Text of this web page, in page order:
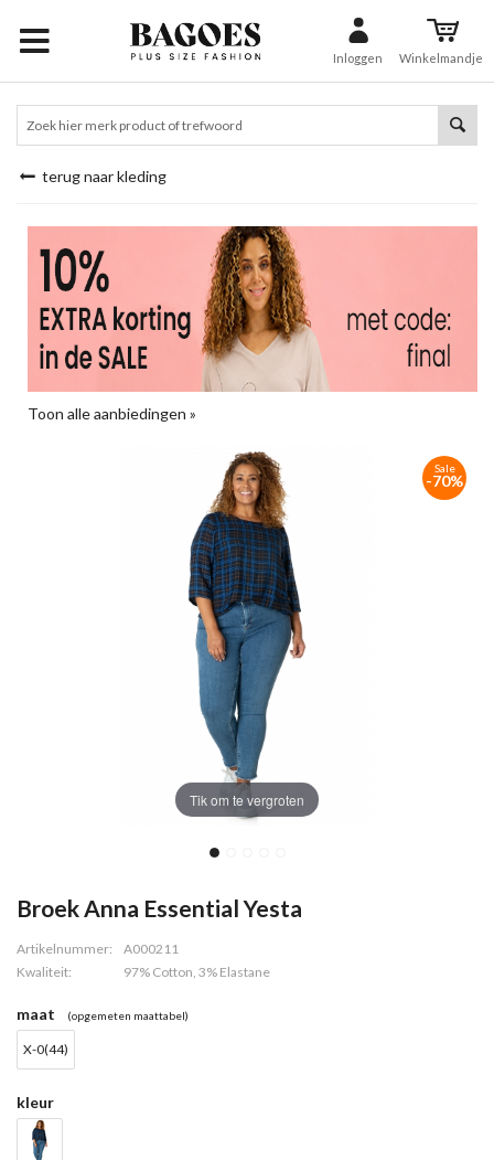
Inloggen Winkelmandje
terug naar kleding
Toon alle aanbiedingen »
Tik om te vergroten
Sale
-70%
Broek Anna Essential Yesta
Artikelnummer:
A000211
Kwaliteit:
97% Cotton, 3% Elastane
maat (opgemeten maattabel)
X-0(44)
kleur